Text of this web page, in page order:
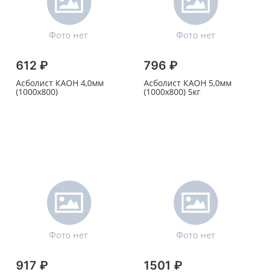
612 ₽
Асболист КАОН 4,0мм
(1000х800)
796 ₽
Асболист КАОН 5,0мм
(1000х800) 5кг
917 ₽ 1501 ₽